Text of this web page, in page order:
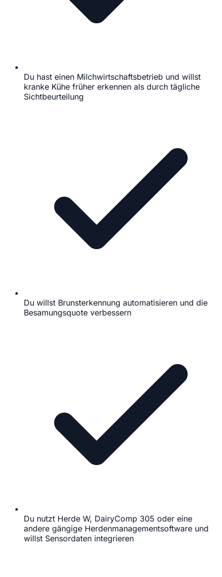
Du hast einen Milchwirtschaftsbetrieb und willst
kranke Kühe früher erkennen als durch tägliche
Sichtbeurteilung
Du willst Brunsterkennung automatisieren und die
Besamungsquote verbessern
Du nutzt Herde W, DairyComp 305 oder eine
andere gängige Herdenmanagementsoftware und
willst Sensordaten integrieren